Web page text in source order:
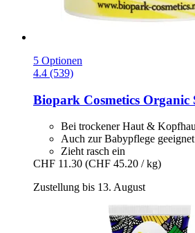
5 Optionen
4.4 (539)
Biopark Cosmetics Organic
Bei trockener Haut &
Auch zur Babypflege geeignet
Zieht rasch ein
CHF 11.30 (CHF 45.20 / kg)
Zustellung bis 13. August